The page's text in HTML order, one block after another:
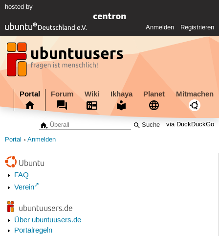
hosted by
Anmelden Registrieren
Portal Forum Wiki Ikhaya Planet Mitmachen
via DuckDuckGo
Portal Anmelden
Ubuntu
FAQ
Verein
ubuntuusers.de
Über ubuntuusers.de
Portalregeln